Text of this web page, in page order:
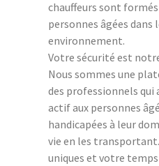
chauffeurs sont
personnes âgées dans
environnement.
Votre sécurité est
Nous sommes une
des professionnels
actif aux personnes
handicapées à leur
vie en les
uniques et votre